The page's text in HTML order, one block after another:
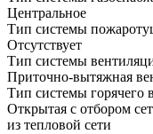
Центральное
Тип системы
Отсутствует
Тип системы
Приточно-вытяжная
Тип системы горячего
Открытая с отбором
из тепловой сети